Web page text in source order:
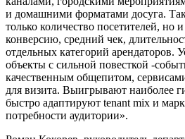
и домашними форматами досуга.
только количество посетителей, но
конверсию, средний чек,
отдельных категорий арендаторов.
объекты с сильной повесткой -
качественным общепитом,
для визита. Выигрывают наиболее
быстро адаптируют tenant mix и
потребности аудитории».